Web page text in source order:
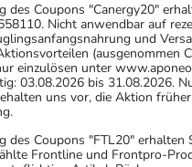
des Coupons "Canergy20"
Nicht anwendbar auf
und
(ausgenommen
einzulösen unter
03.08.2026 bis 31.08.2026.
uns vor, die Aktion
des Coupons "FTL20" erhalten
Frontline und Frontpro-